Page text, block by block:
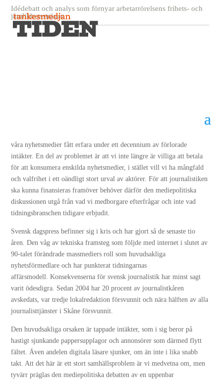
Idédebatt och analys som förnyar arbetarrörelsens frihets- och
jämlikhetssträvan
våra nyhetsmedier fått erfara under ett decennium av förlorade
intäkter. En del av problemet är att vi inte längre är villiga att betala
för att konsumera enskilda nyhetsmedier, i stället vill vi ha mångfald
och valfrihet i ett oändligt stort urval av aktörer. För att journalistiken
ska kunna finansieras framöver behöver därför den mediepolitiska
diskussionen utgå från vad vi medborgare efterfrågar och inte vad
tidningsbranschen tidigare erbjudit.
Svensk dagspress befinner sig i kris och har gjort så de senaste tio
åren. Den våg av tekniska framsteg som följde med internet i slutet av
90-talet förändrade massmediers roll som huvudsakliga
nyhetsförmedlare och har punkterat tidningarnas
affärsmodell. Konsekvenserna för svensk journalistik har minst sagt
varit ödesdigra. Sedan 2004 har 20 procent av journalistkåren
avskedats, var tredje lokalredaktion försvunnit och nära hälften av alla
journalisttjänster i Skåne försvunnit.
Den huvudsakliga orsaken är tappade intäkter, som i sig beror på
hastigt sjunkande pappersupplagor och annonsörer som därmed flytt
fältet. Även andelen digitala läsare sjunker, om än inte i lika snabb
takt. Att det här är ett stort samhällsproblem är vi medvetna om, men
tyvärr präglas den mediepolitiska debatten av en uppenbar